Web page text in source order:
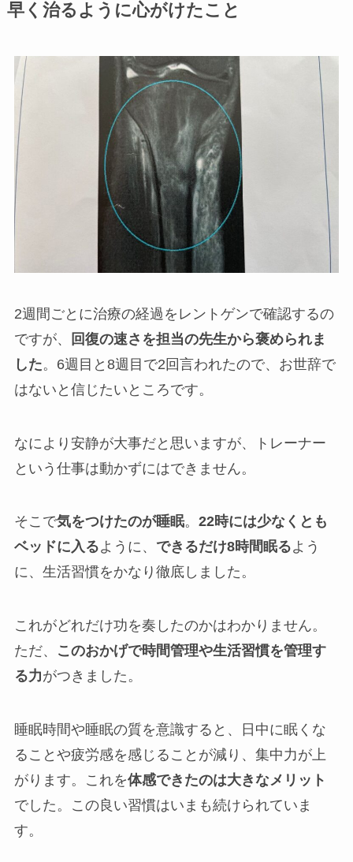
早く治るように心がけたこと
2週間ごとに治療の経過をレントゲンで確認するの
ですが、
回復の速さを担当の先生から褒められま
した。6週目と8週目で2回言われたので、お世辞で
はないと信じたいところです。
なにより安静が大事だと思いますが、トレーナー
という仕事は動かずにはできません。
そこで気をつけたのが睡眠。 22時には少なくとも
ベッドに入るように、 できるだけ8時間眠るよう
に、生活習慣をかなり徹底しました。
これがどれだけ功を奏したのかはわかりません。
ただ、
このおかげで時間管理や生活習慣を管理す
る力がつきました。
睡眠時間や睡眠の質を意識すると、日中に眠くな
ることや疲労感を感じることが減り、集中力が上
がります。これを体感できたのは大きなメリット
でした。この良い習慣はいまも続けられていま
す。